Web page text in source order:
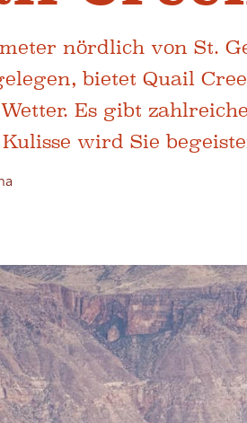
nördlich von St.
bietet Quail
Es gibt
wird Sie